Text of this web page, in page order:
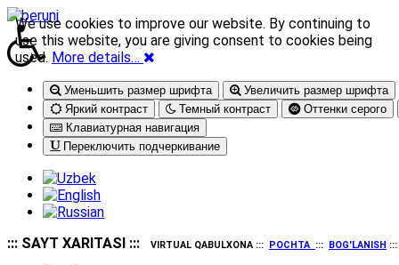
Уменьшить размер шрифта
Увеличить размер шрифта
Яркий контраст
Темный контраст
Оттенки серого
Клавиатурная навигация
Переключить подчеркивание
::: SAYT XARITASI ::: VIRTUAL QABULXONA ::: POCHTA ::: BOG'LANISH
We use cookies to improve our website. By continuing to
use this website, you are giving consent to cookies being
used. More details…